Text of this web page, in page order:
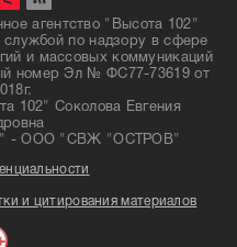
агентство "Высота 102"
службой по надзору в сфере
и массовых коммуникаций
номер Эл № ФС77-73619 от
102" Соколова Евгения
- ООО "СВЖ "ОСТРОВ"
и цитирования материалов